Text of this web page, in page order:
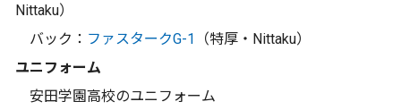
Nittaku）
バック： ファスタークG-1
（特厚・Nittaku）
ユニフォーム
安田学園高校のユニフォーム